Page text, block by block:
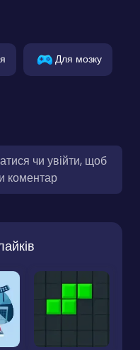
Для мозку
чи увійти, щоб
коментар